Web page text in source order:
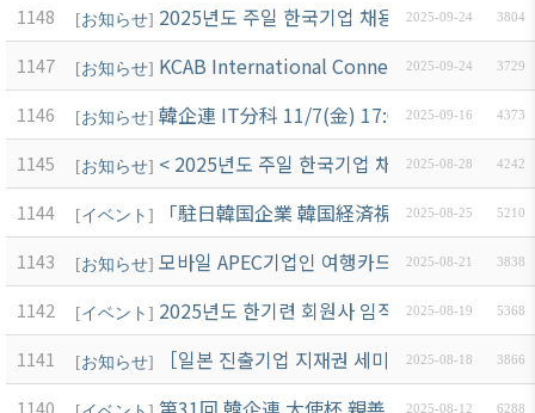
1148 [お知らせ] 2025년도 주일 한국기업 채용 및 인력운용 현
2025-09-24 3804
1147 [お知らせ] KCAB International Connect & Inspire @
2025-09-24 3729
1146 [お知らせ] 韓企連 IT分科 11/7(金) 17:00～ 無料セミ
2025-09-16 4373
1145 [お知らせ] < 2025년도 주일 한국기업 채용 및 인력운용
2025-08-28 4242
1144 [イベント] 「駐日韓国企業 韓国経済視察団」참가 안내
2025-08-25 5210
1143 [お知らせ] 모바일 APEC기업인 여행카드 도입 안내
2025-08-21 3838
1142 [イベント] 2025년도 한기련 회원사 임직원 교류회 개최
2025-08-19 5368
1141 [お知らせ] ［일본 진출기업 지재권 세미나］일본진출
2025-08-18 3866
1140 2025-08-12 6288